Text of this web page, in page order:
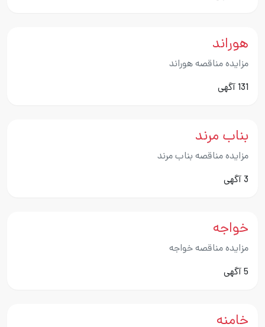
هوراند
مزایده مناقصه هوراند
131 آگهی
بناب مرند
مزایده مناقصه بناب مرند
3 آگهی
خواجه
مزایده مناقصه خواجه
5 آگهی
خامنه